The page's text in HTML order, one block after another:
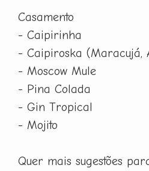
Casamento
- Caipirinha
- Caipiroska (Maracujá,
- Moscow Mule
- Pina Colada
- Gin Tropical
- Mojito
Quer mais sugestões